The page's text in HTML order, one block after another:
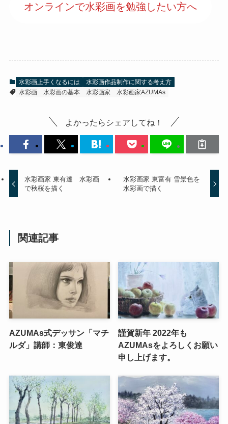
オンラインで水彩画を勉強したい方へ
水彩画上手くなるには
水彩画作品制作に関する考え方
水彩画
水彩画の基本 水彩画家 水彩画家AZUMAs
よかったらシェアしてね！
水彩画家 東有達 水彩画
で秋桜を描く
水彩画家 東富有 雪景色を
水彩画で描く
関連記事
AZUMAs式デッサン「マチ
ルダ」講師：東俊達
謹賀新年 2022年も
AZUMAsをよろしくお願い
申し上げます。